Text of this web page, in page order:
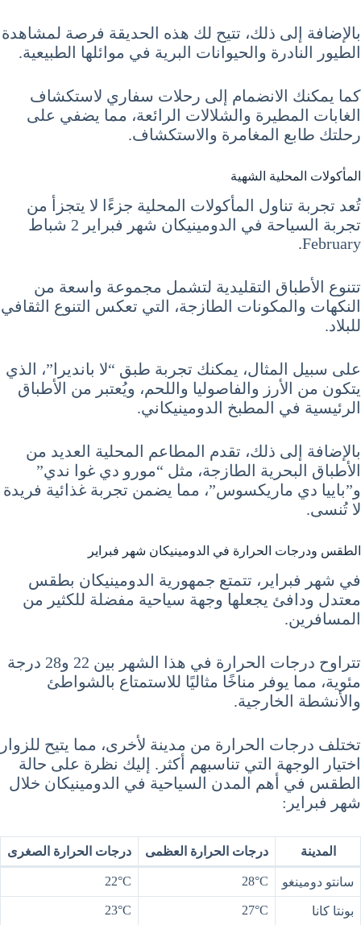
بالإضافة إلى ذلك، تتيح لك هذه الحديقة فرصة لمشاهدة
الطيور النادرة والحيوانات البرية في موائلها الطبيعية.
كما يمكنك الانضمام إلى رحلات سفاري لاستكشاف
الغابات المطيرة والشلالات الرائعة، مما يضفي على
رحلتك طابع المغامرة والاستكشاف.
المأكولات المحلية الشهية
تُعد تجربة تناول المأكولات المحلية جزءًا لا يتجزأ من
تجربة السياحة في الدومينيكان شهر فبراير 2 شباط
February.
تتنوع الأطباق التقليدية لتشمل مجموعة واسعة من
النكهات والمكونات الطازجة، التي تعكس التنوع الثقافي
للبلاد.
على سبيل المثال، يمكنك تجربة طبق “لا بانديرا”، الذي
يتكون من الأرز والفاصوليا واللحم، ويُعتبر من الأطباق
الرئيسية في المطبخ الدومينيكاني.
بالإضافة إلى ذلك، تقدم المطاعم المحلية العديد من
الأطباق البحرية الطازجة، مثل “مورو دي غوا ندي”
و”باييا دي ماريكسوس”، مما يضمن تجربة غذائية فريدة
لا تُنسى.
الطقس ودرجات الحرارة في الدومينيكان شهر فبراير
في شهر فبراير، تتمتع جمهورية الدومينيكان بطقس
معتدل ودافئ يجعلها وجهة سياحية مفضلة للكثير من
المسافرين.
تتراوح درجات الحرارة في هذا الشهر بين 22 و28 درجة
مئوية، مما يوفر مناخًا مثاليًا للاستمتاع بالشواطئ
والأنشطة الخارجية.
تختلف درجات الحرارة من مدينة لأخرى، مما يتيح للزوار
اختيار الوجهة التي تناسبهم أكثر. إليك نظرة على حالة
الطقس في أهم المدن السياحية في الدومينيكان خلال
شهر فبراير:
المدينة درجات الحرارة العظمى درجات الحرارة الصغرى
سانتو دومينغو 28°C
22°C
بونتا كانا 27°C
23°C